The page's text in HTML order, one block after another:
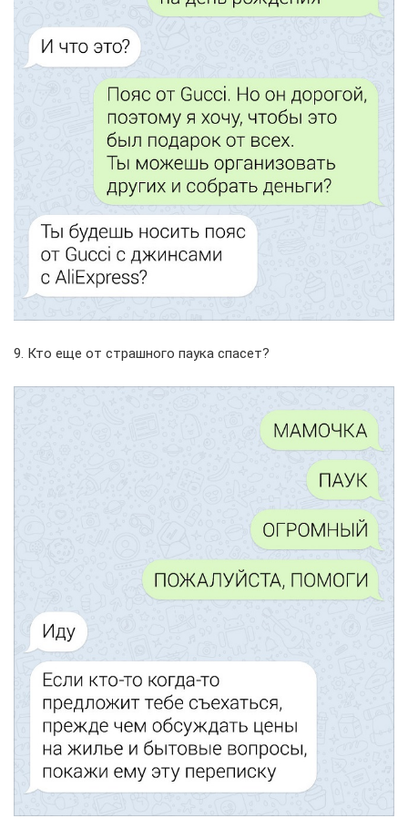
9. Кто еще от страшного паука спасет?